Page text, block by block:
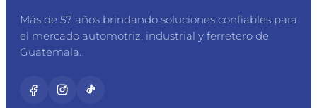
Más de 57 años brindando soluciones confiables para
el mercado automotriz, industrial y ferretero de
Guatemala.